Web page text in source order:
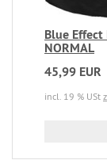
Blue Effect
NORMAL
45,99 EUR
incl. 19 % USt